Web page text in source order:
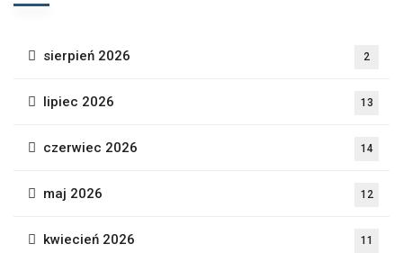
sierpień 2026 2
lipiec 2026 13
czerwiec 2026 14
maj 2026 12
kwiecień 2026 11